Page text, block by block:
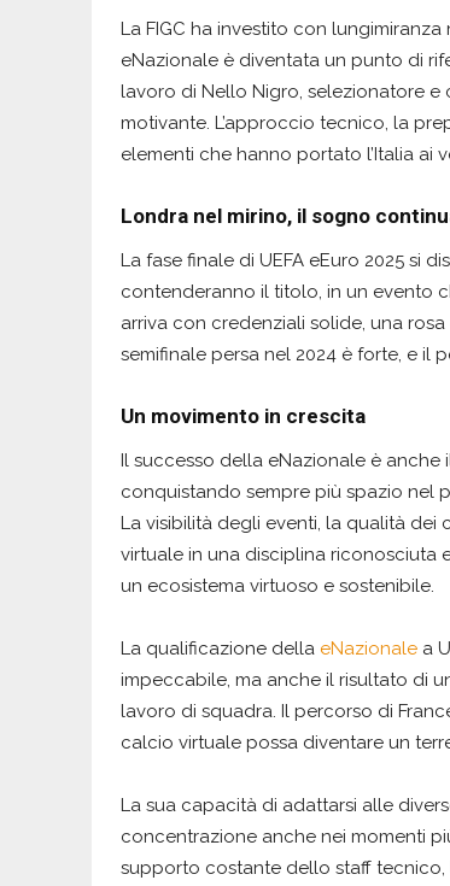
La FIGC ha investito con
eNazionale è diventata un punto di
lavoro di Nello Nigro, selezionatore
motivante. L’approccio tecnico, la
elementi che hanno portato l’Italia ai
Londra nel mirino, il sogno
La fase finale di UEFA eEuro 2025 si
contenderanno il titolo, in un evento
arriva con credenziali solide, una
semifinale persa nel 2024 è forte, e il
Un movimento in crescita
Il successo della eNazionale è anche
conquistando sempre più spazio nel
La visibilità degli eventi, la qualità dei
virtuale in una disciplina riconosciuta
un ecosistema virtuoso e sostenibile.
La qualificazione della eNazionale a
impeccabile, ma anche il risultato di
lavoro di squadra. Il percorso di
calcio virtuale possa diventare un
La sua capacità di adattarsi alle
concentrazione anche nei momenti
supporto costante dello staff tecnico,